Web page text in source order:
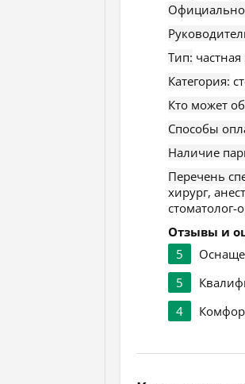
Тип:
Категория:
Кто может
Способы
Наличие
Перечень
хирург,
стоматолог-
Отзывы и
5
5
4